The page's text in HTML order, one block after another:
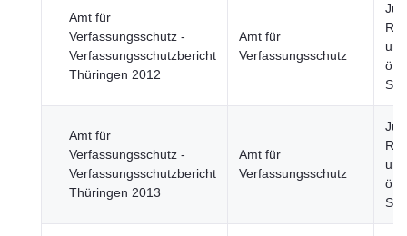
Amt für
Verfassungsschutz -
Verfassungsschutzbericht
Thüringen 2012
Amt für
Verfassungsschutz
und
Amt für
Verfassungsschutz -
Verfassungsschutzbericht
Thüringen 2013
Amt für
Verfassungsschutz
und